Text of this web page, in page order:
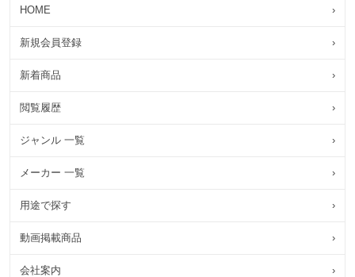
HOME ›
新規会員登録 ›
新着商品 ›
閲覧履歴 ›
ジャンル 一覧 ›
メーカー 一覧 ›
用途で探す ›
動画掲載商品 ›
会社案内 ›